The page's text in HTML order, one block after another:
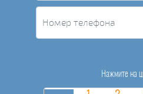
Нажмите на